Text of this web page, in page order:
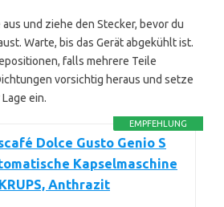
und ziehe den Stecker, bevor du
Warte, bis das Gerät abgekühlt ist.
falls mehrere Teile
vorsichtig heraus und setze
ein.
EMPFEHLUNG
Dolce Gusto Genio S
Kapselmaschine
Anthrazit